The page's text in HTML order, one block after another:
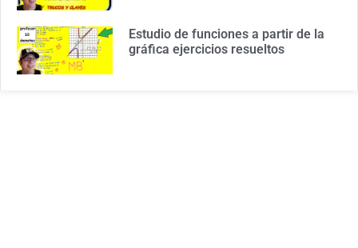
Estudio de funciones a partir de la
gráfica ejercicios resueltos